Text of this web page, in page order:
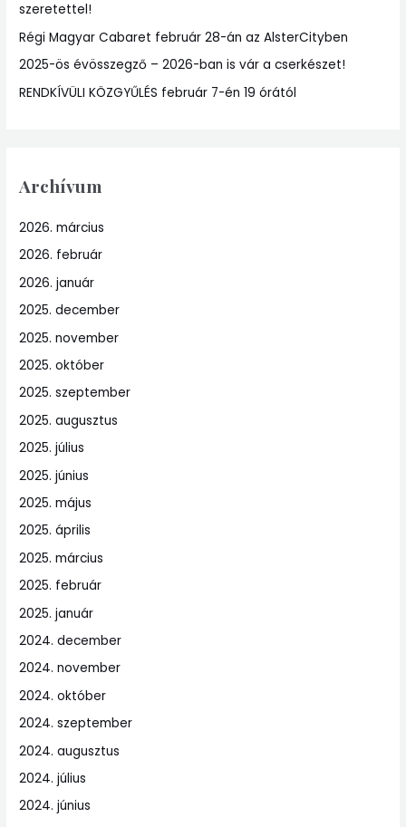
r
:
szeretettel!
Régi Magyar Cabaret február 28-án az AlsterCityben
2025-ös évösszegző – 2026-ban is vár a cserkészet!
RENDKÍVÜLI KÖZGYŰLÉS február 7-én 19 órától
Archívum
2026. március
2026. február
2026. január
2025. december
2025. november
2025. október
2025. szeptember
2025. augusztus
2025. július
2025. június
2025. május
2025. április
2025. március
2025. február
2025. január
2024. december
2024. november
2024. október
2024. szeptember
2024. augusztus
2024. július
2024. június